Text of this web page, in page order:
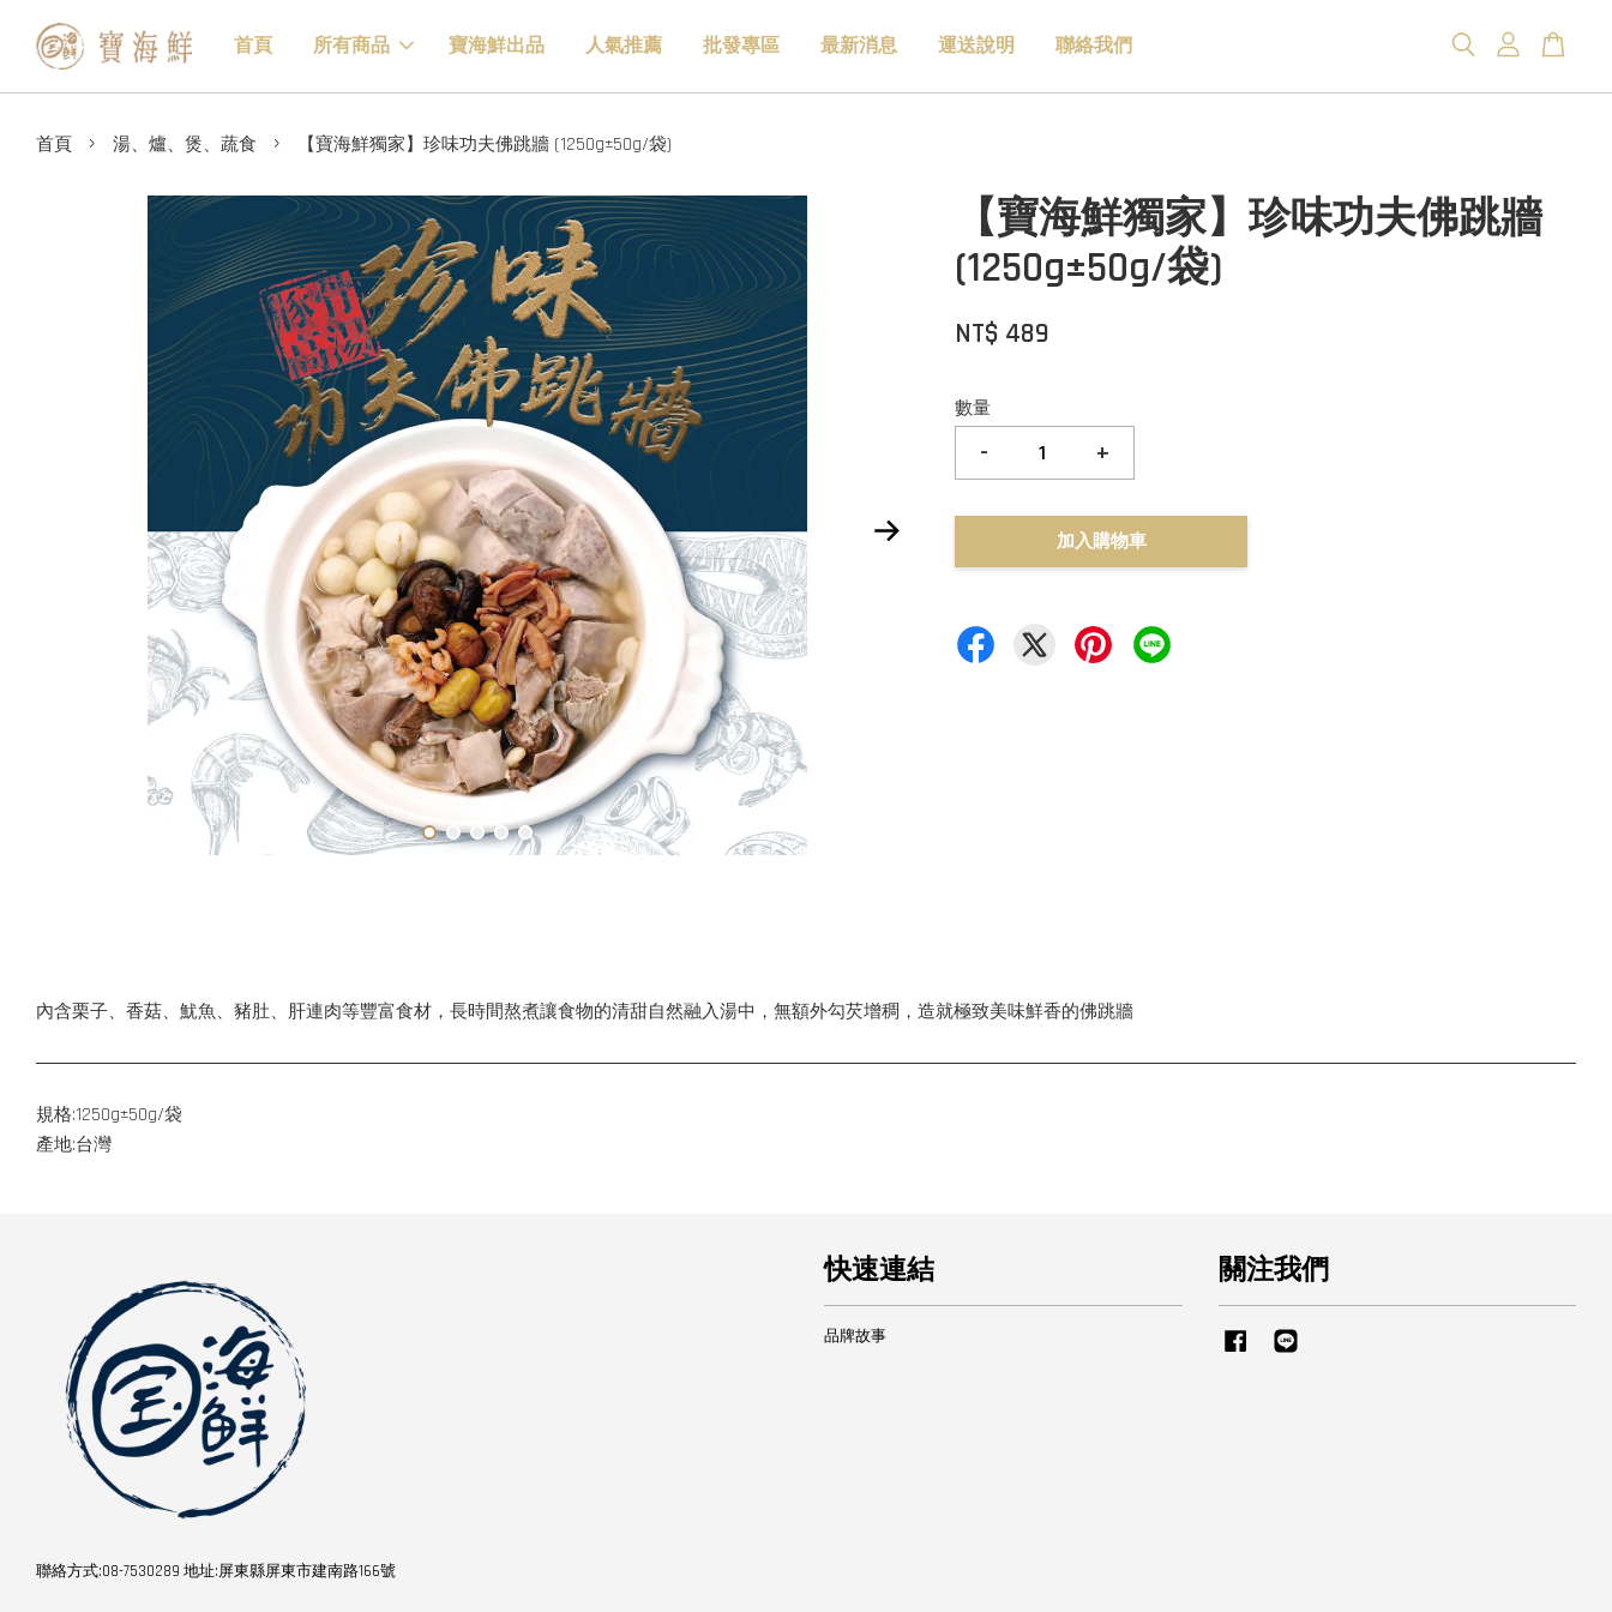
首頁 所有商品 寶海鮮出品 人氣推薦 批發專區 最新消息 運送說明 聯絡我們
首頁 › 湯、爐、煲、蔬食 › 【寶海鮮獨家】珍味功夫佛跳牆 (1250g±50g/袋)
【寶海鮮獨家】珍味功夫佛跳牆
(1250g±50g/袋)
NT$ 489
數量
- +
加入購物車
內含栗子、香菇、魷魚、豬肚、肝連肉等豐富食材，長時間熬煮讓食物的清甜自然融入湯中，無額外勾芡增稠，造就極致美味鮮香的佛跳牆
規格:1250g±50g/袋
產地:台灣
聯絡方式:08-7530289 地址:屏東縣屏東市建南路166號
快速連結
品牌故事
關注我們
Facebook